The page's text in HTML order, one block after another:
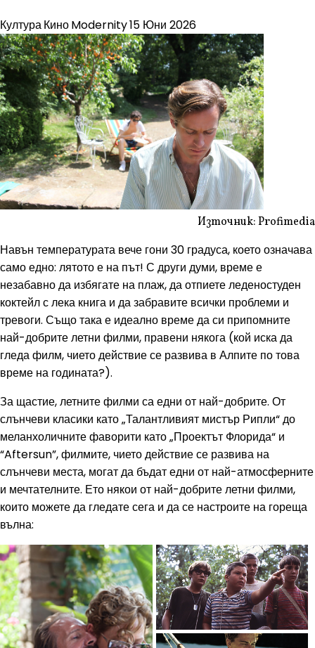
КултураКиноModernity15 Юни 2026
Източник: Profimedia
Навън температурата вече гони 30 градуса, което означава
само едно: лятото е на път! С други думи, време е
незабавно да избягате на плаж, да отпиете леденостуден
коктейл с лека книга и да забравите всички проблеми и
тревоги. Също така е идеално време да си припомните
най-добрите летни филми, правени някога (кой иска да
гледа филм, чието действие се развива в Алпите по това
време на годината?).
За щастие, летните филми са едни от най-добрите. От
слънчеви класики като „Талантливият мистър Рипли“ до
меланхоличните фаворити като „Проектът Флорида“ и
“Aftersun”, филмите, чието действие се развива на
слънчеви места, могат да бъдат едни от най-атмосферните
и мечтателните. Ето някои от най-добрите летни филми,
които можете да гледате сега и да се настроите на гореща
вълна: